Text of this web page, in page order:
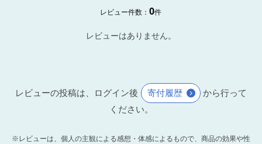
レビュー件数：0件
レビューはありません。
レビューの投稿は、ログイン後 寄付履歴
から行って
ください。
※レビューは、個人の主観による感想・体感によるもので、商品の効果や性